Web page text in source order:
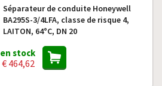
Séparateur de conduite Honeywell
BA295S-3/4LFA, classe de risque 4,
LAITON, 64°C, DN 20
en stock
€ 464,62